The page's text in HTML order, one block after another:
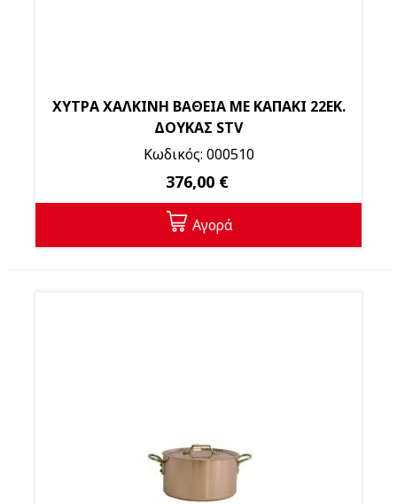
ΧΥΤΡΑ ΧΑΛΚΙΝΗ ΒΑΘΕΙΑ ΜΕ ΚΑΠΑΚΙ 22ΕΚ.
ΔΟΥΚΑΣ STV
Κωδικός: 000510
376,00 €
Αγορά